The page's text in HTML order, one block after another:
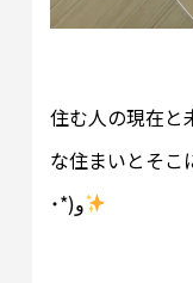
住む人の現在と
な住まいとそこ
˙*)و